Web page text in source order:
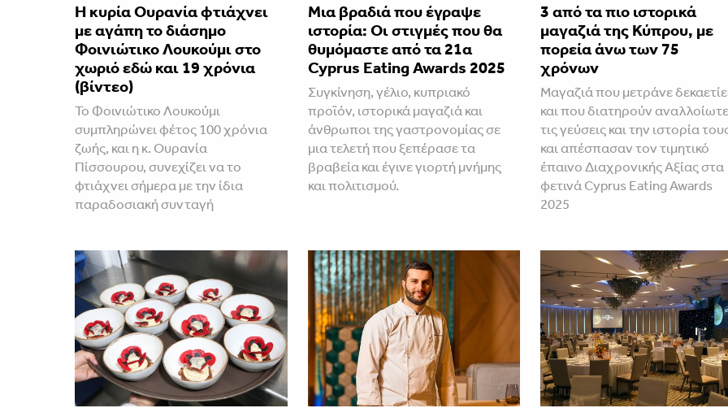
Η κυρία Ουρανία φτιάχνει
με αγάπη το διάσημο
Φοινιώτικο Λουκούμι στο
χωριό εδώ και 19 χρόνια
(βίντεο)
Το Φοινιώτικο Λουκούμι
συμπληρώνει φέτος 100 χρόνια
ζωής, και η κ. Ουρανία
Πίσσουρου, συνεχίζει να το
φτιάχνει σήμερα με την ίδια
παραδοσιακή συνταγή
Μια βραδιά που έγραψε
ιστορία: Οι στιγμές που θα
θυμόμαστε από τα 21α
Cyprus Eating Awards 2025
Συγκίνηση, γέλιο, κυπριακό
προϊόν, ιστορικά μαγαζιά και
άνθρωποι της γαστρονομίας σε
μια τελετή που ξεπέρασε τα
βραβεία και έγινε γιορτή μνήμης
και πολιτισμού.
3 από τα πιο ιστορικά
μαγαζιά της Κύπρου, με
πορεία άνω των 75
χρόνων
Mαγαζιά που μετράνε
και που διατηρούν
τις γεύσεις και την ιστορία
και απέσπασαν τον τιμητικό
έπαινο Διαχρονικής Αξίας στα
φετινά Cyprus Eating Awards
2025